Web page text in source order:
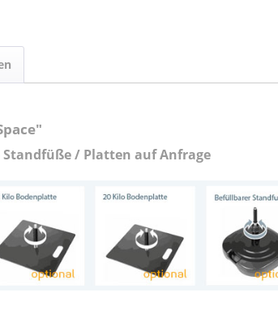
Standfüße / Platten auf Anfrage